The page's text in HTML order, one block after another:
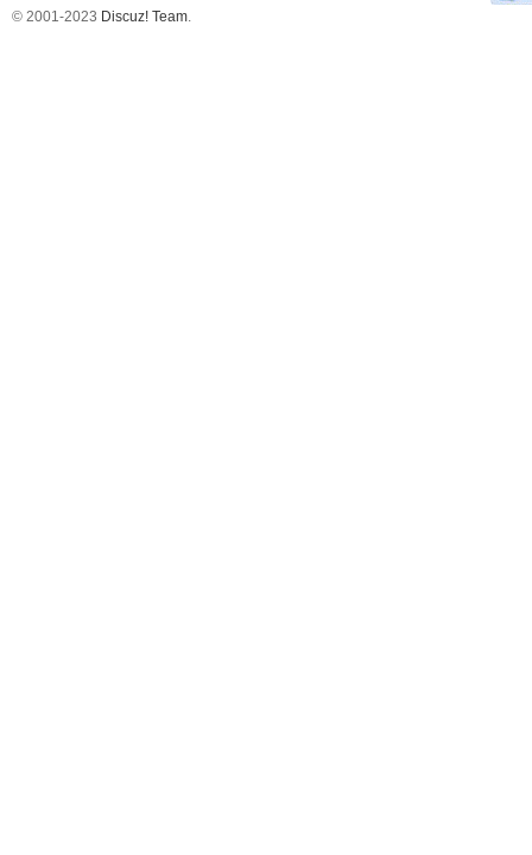
© 2001-2023 Discuz! Team